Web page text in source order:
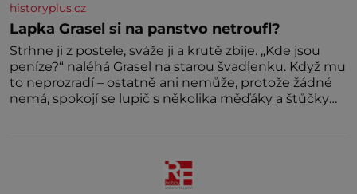
historyplus.cz
Lapka Grasel si na panstvo netroufl?
Strhne ji z postele, sváže ji a krutě zbije. „Kde jsou
peníze?“ naléhá Grasel na starou švadlenku. Když mu
to neprozradí – ostatně ani nemůže, protože žádné
nemá, spokojí se lupič s několika měďáky a štůčky